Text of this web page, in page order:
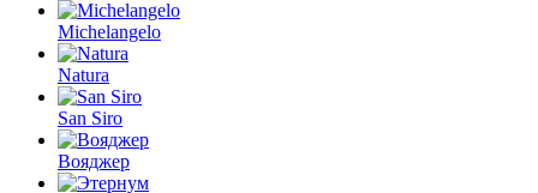
Michelangelo
Natura
San Siro
Вояджер